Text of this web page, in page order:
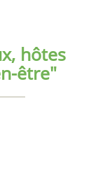
hôtes
être"